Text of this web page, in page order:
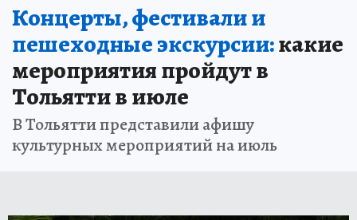
Концерты, фестивали и
пешеходные экскурсии:какие
мероприятия пройдут в
Тольятти в июле
В Тольятти представили афишу
культурных мероприятий на июль